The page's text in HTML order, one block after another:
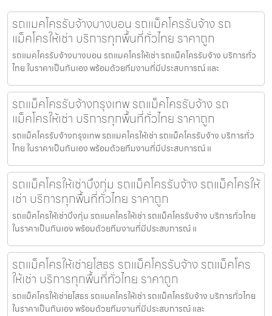
รถแมคโครรับจ้างบางบอน รถแม็คโครรับจ้าง รถ
แม็คโครให้เช่า บริการทุกพื้นที่ทั่วไทย ราคาถูก
รถแมคโครรับจ้างบางบอน รถแมคโครให้เช่า รถแม็คโครรับจ้าง บริการทั่ว
ไทย ในราคาเป็นกันเอง พร้อมด้วยทีมงานที่มีประสบการณ์ และ
รถแม็คโครรับจ้างกรุงเทพ รถแม็คโครรับจ้าง รถ
แม็คโครให้เช่า บริการทุกพื้นที่ทั่วไทย ราคาถูก
รถแม็คโครรับจ้างกรุงเทพ รถแมคโครให้เช่า รถแม็คโครรับจ้าง บริการทั่ว
ไทย ในราคาเป็นกันเอง พร้อมด้วยทีมงานที่มีประสบการณ์ แ
รถแม็คโครให้เช่าบึงกุ่ม รถแม็คโครรับจ้าง รถแม็คโครให้
เช่า บริการทุกพื้นที่ทั่วไทย ราคาถูก
รถแม็คโครให้เช่าบึงกุ่ม รถแมคโครให้เช่า รถแม็คโครรับจ้าง บริการทั่วไทย
ในราคาเป็นกันเอง พร้อมด้วยทีมงานที่มีประสบการณ์ แ
รถแม็คโครให้เช่ายโสธร รถแม็คโครรับจ้าง รถแม็คโคร
ให้เช่า บริการทุกพื้นที่ทั่วไทย ราคาถูก
รถแม็คโครให้เช่ายโสธร รถแมคโครให้เช่า รถแม็คโครรับจ้าง บริการทั่วไทย
ในราคาเป็นกันเอง พร้อมด้วยทีมงานที่มีประสบการณ์ และ